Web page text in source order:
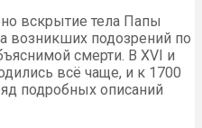
вскрытие тела Папы
возникших подозрений по
смерти. В XVI и
всё чаще, и к 1700
подробных описаний